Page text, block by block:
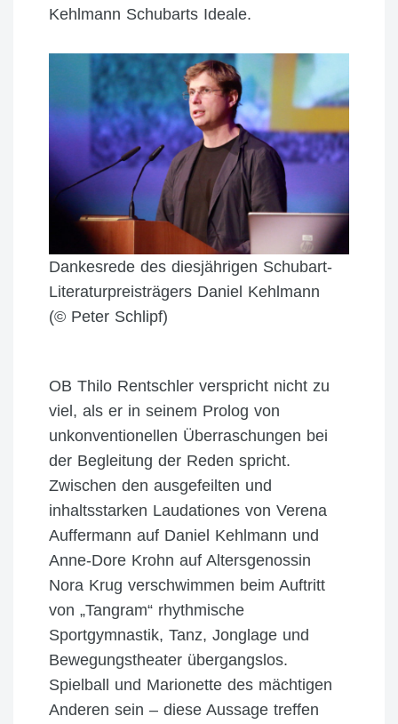
Kehlmann Schubarts Ideale.
Dankesrede des diesjährigen Schubart-
Literaturpreisträgers Daniel Kehlmann
(© Peter Schlipf)
OB Thilo Rentschler verspricht nicht zu
viel, als er in seinem Prolog von
unkonventionellen Überraschungen bei
der Begleitung der Reden spricht.
Zwischen den ausgefeilten und
inhaltsstarken Laudationes von Verena
Auffermann auf Daniel Kehlmann und
Anne-Dore Krohn auf Altersgenossin
Nora Krug verschwimmen beim Auftritt
von „Tangram“ rhythmische
Sportgymnastik, Tanz, Jonglage und
Bewegungstheater übergangslos.
Spielball und Marionette des mächtigen
Anderen sein – diese Aussage treffen